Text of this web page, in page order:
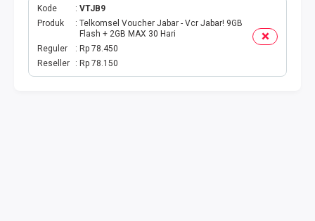
TAG PLN
TAG PDAM
Kode
VTJB9
Produk
Telkomsel Voucher Jabar - Vcr Jabar! 9GB
Flash + 2GB MAX 30 Hari
Reguler
Rp 78.450
Reseller
Rp 78.150